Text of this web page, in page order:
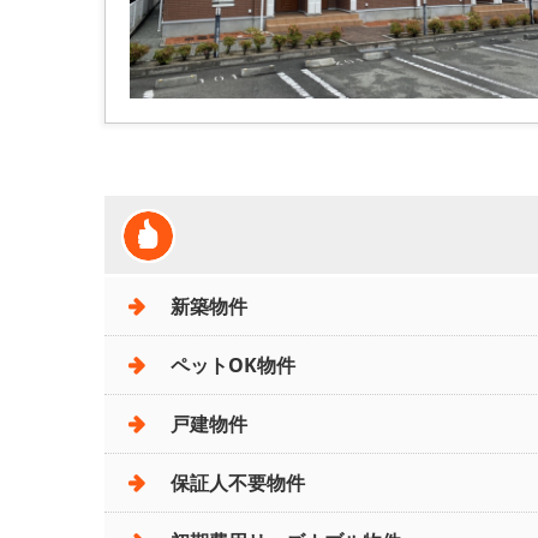
新築物件
ペットOK物件
戸建物件
保証人不要物件